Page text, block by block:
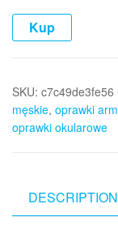
Kup
SKU: c7c49de3fe56
męskie, oprawki
oprawki okularowe
DESCRIPTION